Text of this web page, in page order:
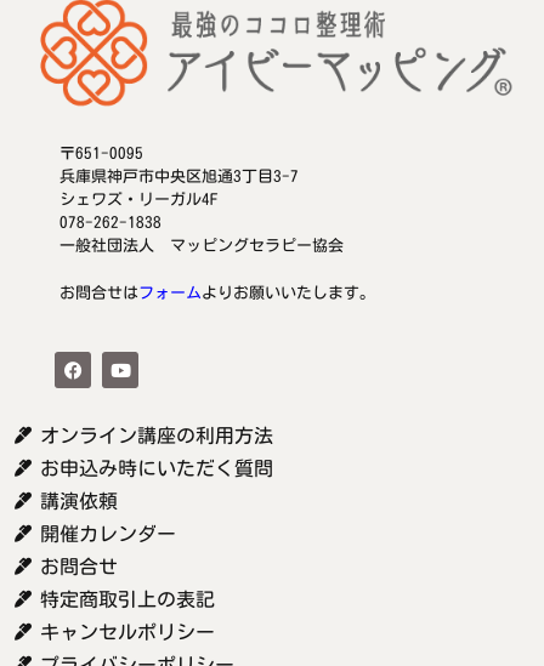
〒651-0095
兵庫県神戸市中央区旭通3丁目3-7
シェワズ・リーガル4F
078-262-1838
一般社団法人 マッピングセラピー協会
お問合せはフォームよりお願いいたします。
オンライン講座の利用方法
お申込み時にいただく質問
講演依頼
開催カレンダー
お問合せ
特定商取引上の表記
キャンセルポリシー